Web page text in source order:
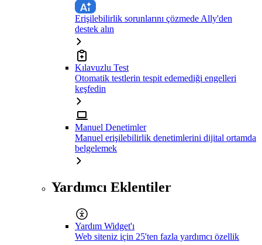
Erişilebilirlik sorunlarını çözmede Ally'den
destek alın
Kılavuzlu Test
Otomatik testlerin tespit edemediği engelleri
keşfedin
Manuel Denetimler
Manuel erişilebilirlik denetimlerini dijital ortamda
belgelemek
Yardımcı Eklentiler
Yardım Widget'ı
Web siteniz için 25'ten fazla yardımcı özellik